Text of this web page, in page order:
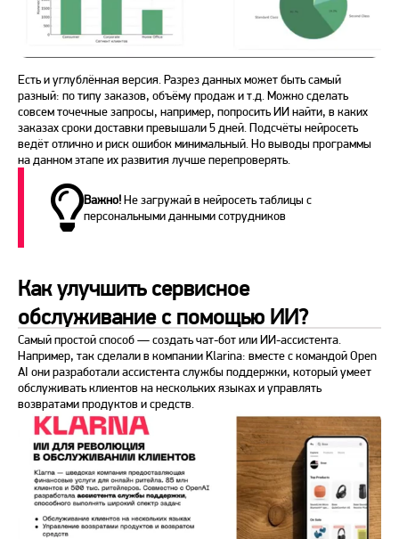
Есть и углублённая версия. Разрез данных может быть самый
разный: по типу заказов, объёму продаж и т.д. Можно сделать
совсем точечные запросы, например, попросить ИИ найти, в каких
заказах сроки доставки превышали 5 дней. Подсчёты нейросеть
ведёт отлично и риск ошибок минимальный. Но выводы программы
на данном этапе их развития лучше перепроверять.
Важно!Не загружай в нейросеть таблицы с
персональными данными сотрудников
Как улучшить сервисное
обслуживание с помощью ИИ?
Самый простой способ — создать чат-бот или ИИ-ассистента.
Например, так сделали в компании Klarina: вместе с командой Open
AI они разработали ассистента службы поддержки, который умеет
обслуживать клиентов на нескольких языках и управлять
возвратами продуктов и средств.